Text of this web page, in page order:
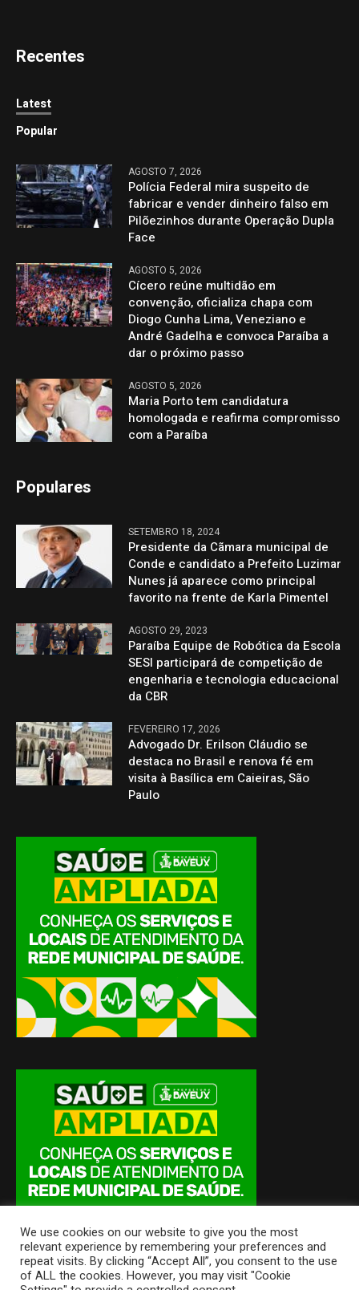
Recentes
Latest
Popular
AGOSTO 7, 2026
Polícia Federal mira suspeito de
fabricar e vender dinheiro falso em
Pilõezinhos durante Operação Dupla
Face
AGOSTO 5, 2026
Cícero reúne multidão em
convenção, oficializa chapa com
Diogo Cunha Lima, Veneziano e
André Gadelha e convoca Paraíba a
dar o próximo passo
AGOSTO 5, 2026
Maria Porto tem candidatura
homologada e reafirma compromisso
com a Paraíba
Populares
SETEMBRO 18, 2024
Presidente da Cãmara municipal de
Conde e candidato a Prefeito Luzimar
Nunes já aparece como principal
favorito na frente de Karla Pimentel
AGOSTO 29, 2023
Paraíba Equipe de Robótica da Escola
SESI participará de competição de
engenharia e tecnologia educacional
da CBR
FEVEREIRO 17, 2026
Advogado Dr. Erilson Cláudio se
destaca no Brasil e renova fé em
visita à Basílica em Caieiras, São
Paulo
We use cookies on our website to give you the most
relevant experience by remembering your preferences and
repeat visits. By clicking “Accept All”, you consent to the use
of ALL the cookies. However, you may visit "Cookie